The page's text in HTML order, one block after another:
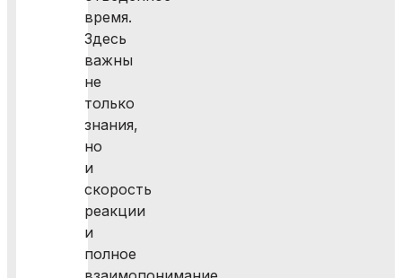
время.
Здесь
важны
не
только
знания,
но
и
скорость
реакции
и
полное